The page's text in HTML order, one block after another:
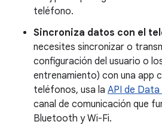
teléfono.
Sincroniza datos con el
necesites sincronizar o
configuración del usuario o
entrenamiento) con una app
teléfonos, usa la API de Data
canal de comunicación que
Bluetooth y Wi-Fi.